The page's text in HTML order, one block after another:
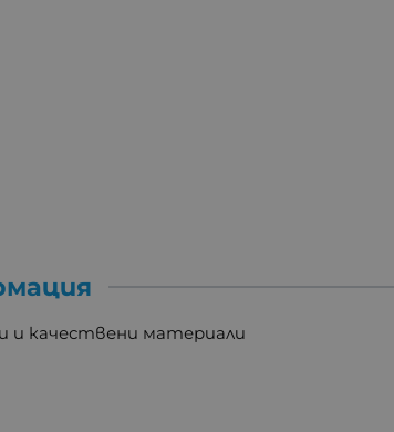
и качествени материали